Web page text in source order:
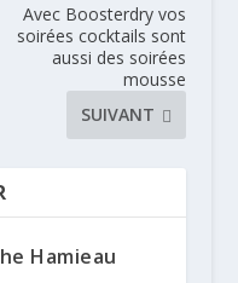
Avec Boosterdry vos
soirées cocktails sont
aussi des soirées
mousse
SUIVANT
Hamieau